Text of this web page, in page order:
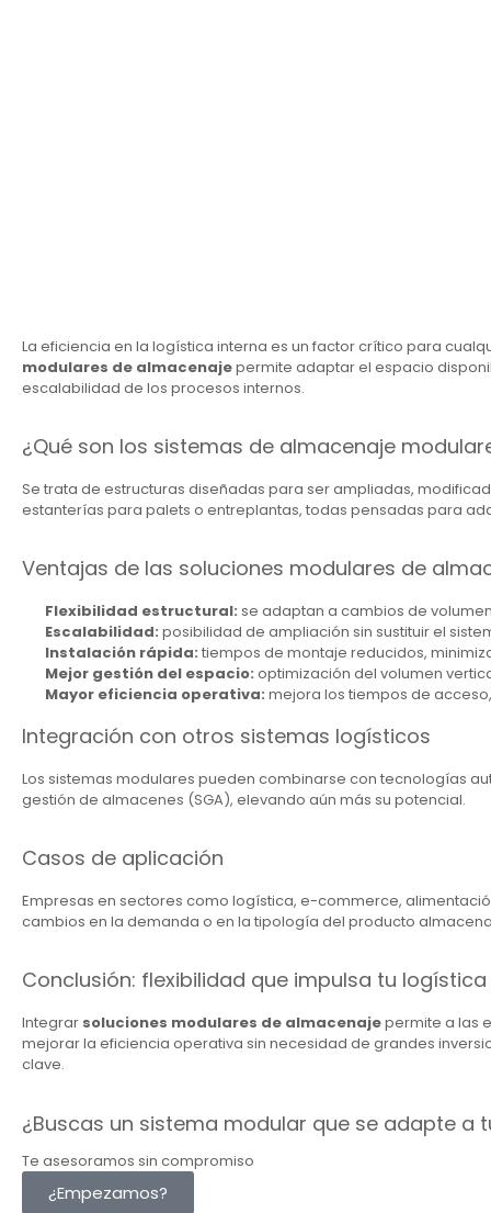
La eficiencia en la logística interna es un factor crítico para
modulares de almacenajepermite adaptar el espacio
escalabilidad de los procesos internos.
¿Qué son los sistemas de almacenaje
Se trata de estructuras diseñadas para ser ampliadas,
estanterías para palets o entreplantas, todas pensadas para
Ventajas de las soluciones modulares de
Flexibilidad estructural: se adaptan a cambios de
Escalabilidad: posibilidad de ampliación sin sustituir el
Instalación rápida: tiempos de montaje reducidos,
Mejor gestión del espacio: optimización del volumen
Mayor eficiencia operativa: mejora los tiempos de
Integración con otros sistemas logísticos
Los sistemas modulares pueden combinarse con tecnologías
gestión de almacenes (SGA), elevando aún más su potencial.
Casos de aplicación
Empresas en sectores como logística, e-commerce,
cambios en la demanda o en la tipología del producto
Conclusión: flexibilidad que impulsa tu logística
Integrar soluciones modulares de almacenajepermite a las
mejorar la eficiencia operativa sin necesidad de grandes
clave.
¿Buscas un sistema modular que se adapte a
Te asesoramos sin compromiso
¿Empezamos?